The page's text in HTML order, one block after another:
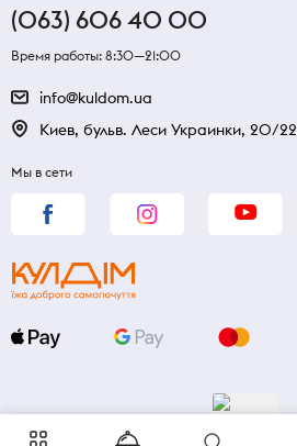
(063) 606 40 00
Время работы: 8:30—21:00
info@kuldom.ua
Киев, бульв. Леси Украинки, 20/22
Мы в сети